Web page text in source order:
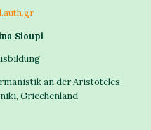
Sioupi
an der Aristoteles
Griechenland